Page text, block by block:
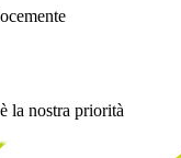
la nostra priorità